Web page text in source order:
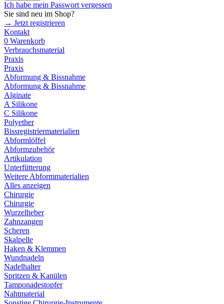
Ich habe mein Passwort vergessen
Sie sind neu im Shop?
→ Jetzt registrieren
Kontakt
0 Warenkorb
Verbrauchsmaterial
Praxis
Praxis
Abformung & Bissnahme
Abformung & Bissnahme
Alginate
A Silikone
C Silikone
Polyether
Bissregistriermaterialien
Abformlöffel
Abformzubehör
Artikulation
Unterfütterung
Weitere Abformmaterialien
Alles anzeigen
Chirurgie
Chirurgie
Wurzelheber
Zahnzangen
Scheren
Skalpelle
Haken & Klemmen
Wundnadeln
Nadelhalter
Spritzen & Kanülen
Tamponadestopfer
Nahtmaterial